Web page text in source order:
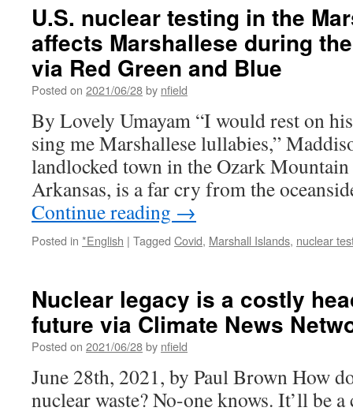
U.S. nuclear testing in the
affects Marshallese during
via Red Green and Blue
Posted on 2021/06/28by nfield
By Lovely Umayam “I would rest on
sing me Marshallese lullabies,”
landlocked town in the Ozark
Arkansas, is a far cry from the
Continue reading →
Posted in *English | Tagged Covid, Marshall Islands, nuclear
Nuclear legacy is a costly
future via Climate News
Posted on 2021/06/28by nfield
June 28th, 2021, by Paul Brown How
nuclear waste? No-one knows. It’ll be